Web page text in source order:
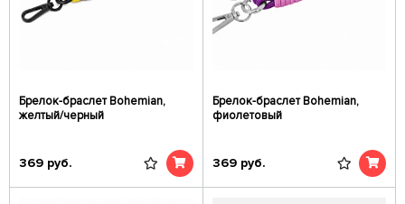
Брелок-браслет Bohemian,
желтый/черный
369 руб.
Брелок-браслет Bohemian,
фиолетовый
369 руб.